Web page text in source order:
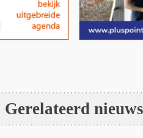
Gerelateerd nieuws